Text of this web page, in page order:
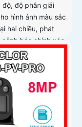
độ phân giải
hình ảnh màu sắc
hai chiều, phát
báo chính xác,